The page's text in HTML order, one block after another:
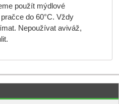
použít mýdlové
do 60°C. Vždy
Nepoužívat aviváž,